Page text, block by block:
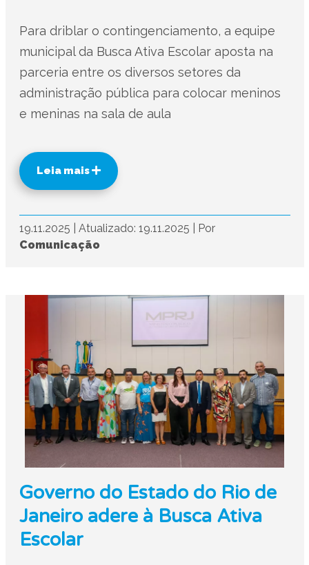
Para driblar o contingenciamento, a equipe
municipal da Busca Ativa Escolar aposta na
parceria entre os diversos setores da
administração pública para colocar meninos
e meninas na sala de aula
Leia mais
19.11.2025 Atualizado: 19.11.2025
Por
Comunicação
Governo do Estado do Rio de
Janeiro adere à Busca Ativa
Escolar